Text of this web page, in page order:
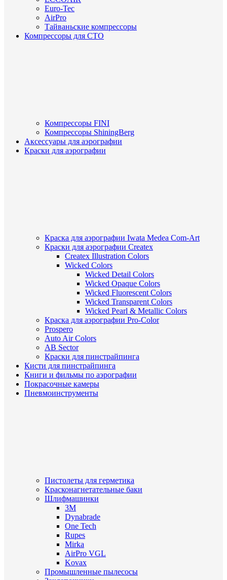
Euro-Tec
AirPro
Тайваньские компрессоры
Компрессоры для СТО
Компрессоры FINI
Компрессоры ShiningBerg
Аксессуары для аэрографии
Краски для аэрографии
Краска для аэрографии Iwata Medea Com-Art
Краски для аэрографии Createx
Createx Illustration Colors
Wicked Colors
Wicked Detail Colors
Wicked Opaque Colors
Wicked Fluorescent Colors
Wicked Transparent Colors
Wicked Pearl & Metallic Colors
Краска для аэрографии Pro-Color
Prospero
Auto Air Colors
AB Sector
Краски для пинстрайпинга
Кисти для пинстрайпинга
Книги и фильмы по аэрографии
Покрасочные камеры
Пневмоинструменты
Пистолеты для герметика
Красконагнетательные баки
Шлифмашинки
3M
Dynabrade
One Tech
Rupes
Mirka
AirPro VGL
Kovax
Промышленные пылесосы